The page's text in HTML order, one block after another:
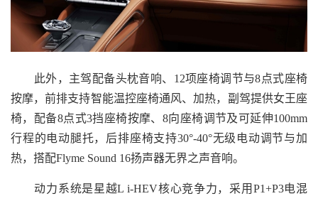
此外，主驾配备头枕音响、12项座椅调节与8点式座椅
按摩，前排支持智能温控座椅通风、加热，副驾提供女王座
椅，配备8点式3挡座椅按摩、8向座椅调节及可延伸100mm
行程的电动腿托，后排座椅支持30°-40°无级电动调节与加
热，搭配Flyme Sound 16扬声器无界之声音响。
动力系统是星越L i-HEV核心竞争力，采用P1+P3电混